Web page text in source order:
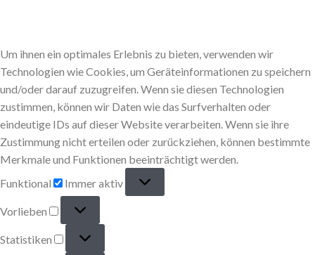
Um ihnen ein optimales Erlebnis zu bieten, verwenden wir
Technologien wie Cookies, um Geräteinformationen zu speichern
und/oder darauf zuzugreifen. Wenn sie diesen Technologien
zustimmen, können wir Daten wie das Surfverhalten oder
eindeutige IDs auf dieser Website verarbeiten. Wenn sie ihre
Zustimmung nicht erteilen oder zurückziehen, können bestimmte
Merkmale und Funktionen beeinträchtigt werden.
Funktional
Immer aktiv
Vorlieben
Statistiken